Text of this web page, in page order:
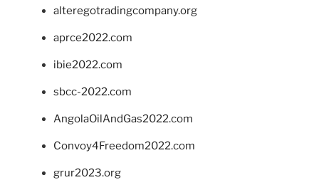
alteregotradingcompany.org
aprce2022.com
ibie2022.com
sbcc-2022.com
AngolaOilAndGas2022.com
Convoy4Freedom2022.com
grur2023.org